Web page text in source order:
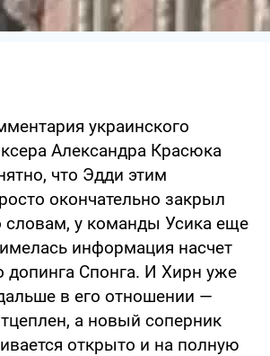
украинского
Александра Красюка
что Эдди этим
окончательно закрыл
словам, у команды Усика еще
информация насчет
допинга Спонга. И Хирн уже
в его отношении —
а новый соперник
открыто и на полную